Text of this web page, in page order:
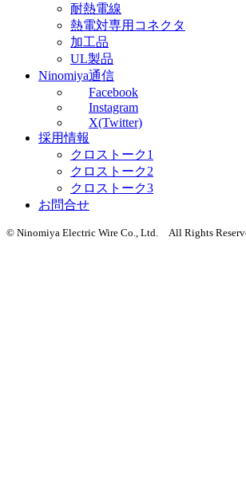
耐熱電線
熱電対専用コネクタ
加工品
UL製品
Ninomiya通信
Facebook
Instagram
X(Twitter)
採用情報
クロストーク1
クロストーク2
クロストーク3
お問合せ
© Ninomiya Electric Wire Co., Ltd. All Rights